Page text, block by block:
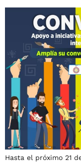
Hasta el próximo 21